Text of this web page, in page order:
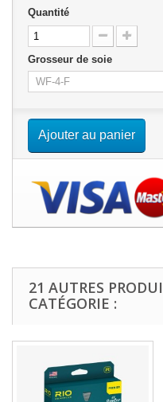
Quantité
Grosseur de soie
Ajouter au panier
21 AUTRES
CATÉGORIE :